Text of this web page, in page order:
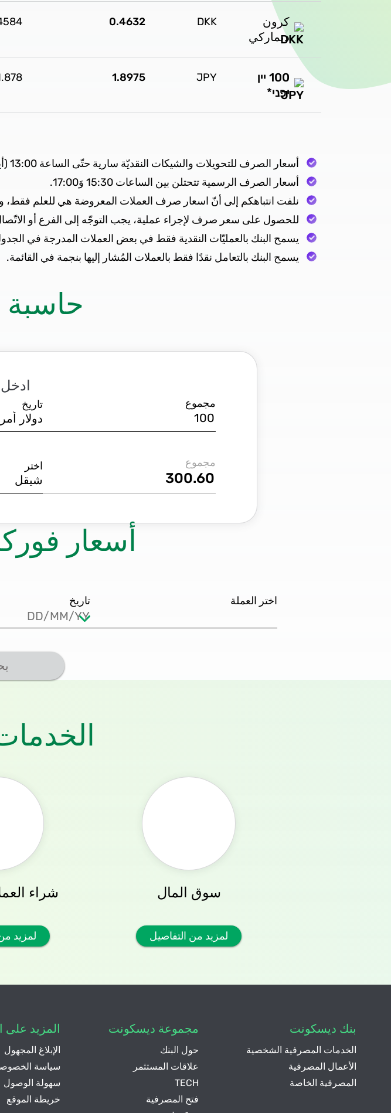
كرون
دنماركي
DKK
0.4632
100 יין
יפני*
JPY
1.8975
أسعار الصرف للتحويلات والشيكات النقديّة سارية حتّى الساعة 13:00 (أيام الجمعة وعشية عيد العرش تكون سارية حتّى الساعة 12:00).
أسعار الصرف الرسمية تتحتلن بين الساعات 15:30 وَ17:00.
نلفت انتباهكم إلى أنّ اسعار صرف العملات المعروضة هي للعلم فقط،
للحصول على سعر صرف لإجراء عملية، يجب التوجّه إلى الفرع أو
يسمح البنك بالعمليّات النقدية فقط في بعض العملات المدرجة في
يسمح البنك بالتعامل نقدًا فقط بالعملات المُشار إليها بنجمة في القائمة.
حاسبة
مجموع تاريخ
مجموع اختر
أسعار
اختر العملة تاريخ
سوق المال
لمزيد من التفاصيل
شراء
لمزيد
بنك ديسكونت
الخدمات المصرفية الشخصية
الأعمال المصرفية
المصرفية الخاصة
مجموعة ديسكونت
حول البنك
علاقات المستثمر
TECH
فتح المصرفية
المزيد على
الإبلاغ المجهول
سياسة
سهولة الوصول
خريطة الموقع